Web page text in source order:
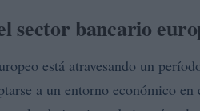
sector bancario
está atravesando un
a un entorno económico